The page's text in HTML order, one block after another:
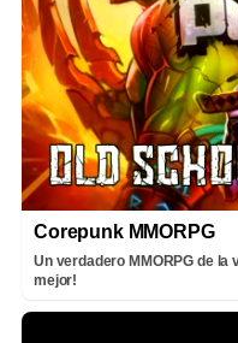
Corepunk MMORPG
Un verdadero MMORPG de la
mejor!